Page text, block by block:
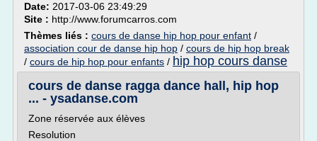
Date: 2017-03-06 23:49:29
Site : http://www.forumcarros.com
Thèmes liés : cours de danse hip hop pour enfant /
association cour de danse hip hop / cours de hip hop break
/ cours de hip hop pour enfants / hip hop cours danse
cours de danse ragga dance hall, hip hop
... - ysadanse.com
Zone réservée aux élèves
Resolution